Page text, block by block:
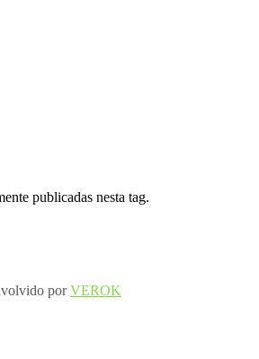
publicadas nesta tag.
porVEROK